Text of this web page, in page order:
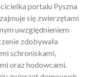
portalu Pyszna
się zwierzętami
uwzględnieniem
zdobywała
schroniskami,
oraz hodowcami.